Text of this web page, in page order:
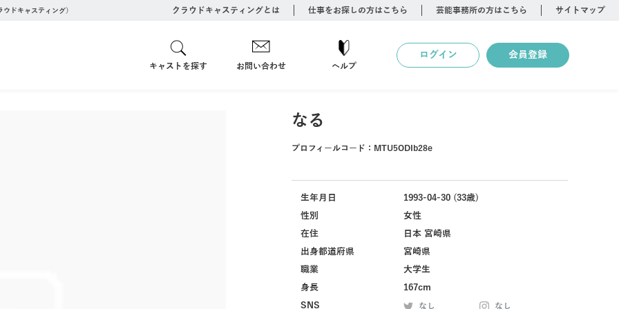
ドキャスティング） クラウドキャスティングとは 仕事をお探しの方はこちら 芸能事務所の方はこちら サイトマップ
キャストを探す お問い合わせ ヘルプ
ログイン 会員登録
なる
プロフィールコード： MTU5ODIb28e
生年月日
1993-04-30 (33歳)
性別
女性
在住
日本 宮崎県
出身都道府県
宮崎県
職業
大学生
身長
167cm
SNS
なし なし